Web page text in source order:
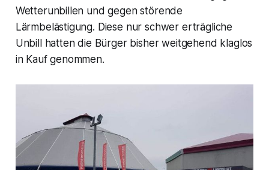
Wetterunbillen und gegen störende
Lärmbelästigung. Diese nur schwer erträgliche
Unbill hatten die Bürger bisher weitgehend klaglos
in Kauf genommen.